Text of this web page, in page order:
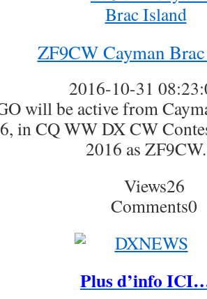
ZF9CW Cayman
2016-10-31
will be active from
in CQ WW DX CW
2016 as ZF9CW.
Views26
Comments0
Plus d’info